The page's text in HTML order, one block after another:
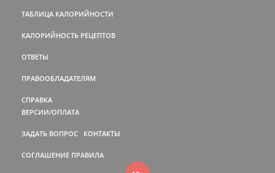
ТАБЛИЦА КАЛОРИЙНОСТИ
КАЛОРИЙНОСТЬ РЕЦЕПТОВ
ОТВЕТЫ
ПРАВООБЛАДАТЕЛЯМ
СПРАВКА
ВЕРСИИ/ОПЛАТА
ЗАДАТЬ ВОПРОС КОНТАКТЫ
СОГЛАШЕНИЕ ПРАВИЛА